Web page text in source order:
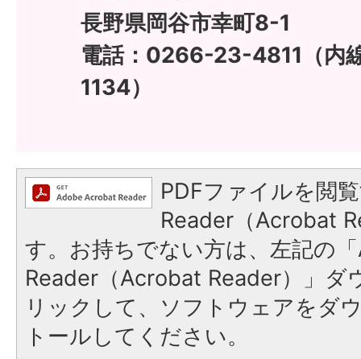
長野県岡谷市幸町8-1
電話：0266-23-4811（内
1134）
PDFファイルを閲
Reader（Acrobat
す。お持ちでない方は、左記の
Reader（Acrobat Reader）」ダ
リックして、ソフトウェアをダ
トールしてください。